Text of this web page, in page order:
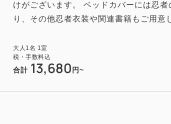
けがございます。 ベッドカバーには忍
り、その他忍者衣装や関連書籍もご用
大人 1名 1室
税・手数料込
合計 13,680 円~